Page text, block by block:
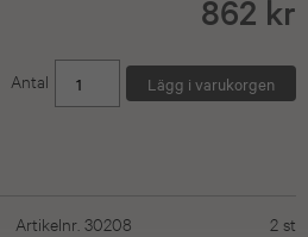
862 kr
Antal
Artikelnr. 30208 2 st